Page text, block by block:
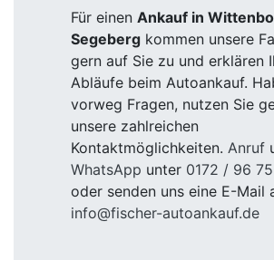
Für einen Ankauf in
Segeberg kommen unsere
gern auf Sie zu und erklären
Abläufe beim Autoankauf.
vorweg Fragen, nutzen Sie
unsere zahlreichen
Kontaktmöglichkeiten. Anruf
WhatsApp unter 0172 / 96
oder senden uns eine E-Mail
info@fischer-autoankauf.de